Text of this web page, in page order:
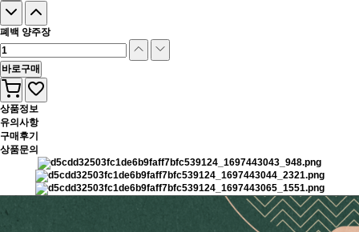
폐백 양주장
바로구매
상품정보
유의사항
구매후기
상품문의